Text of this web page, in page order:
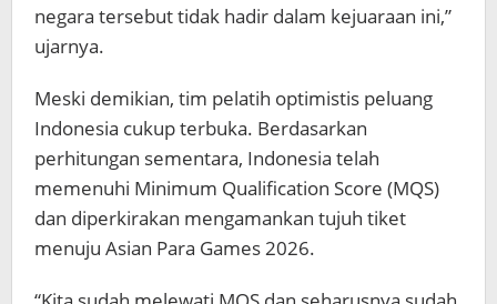
negara tersebut tidak hadir dalam kejuaraan ini,”
ujarnya.
Meski demikian, tim pelatih optimistis peluang
Indonesia cukup terbuka. Berdasarkan
perhitungan sementara, Indonesia telah
memenuhi Minimum Qualification Score (MQS)
dan diperkirakan mengamankan tujuh tiket
menuju Asian Para Games 2026.